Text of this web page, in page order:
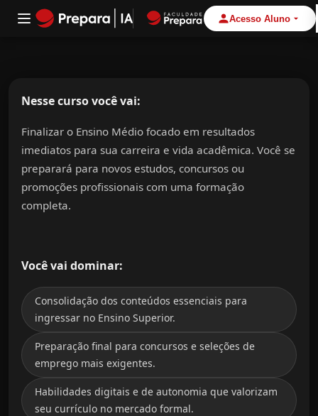
Alternar Nav Acesso Aluno
Nesse curso você vai:
Finalizar o Ensino Médio focado em resultados
imediatos para sua carreira e vida acadêmica. Você se
preparará para novos estudos, concursos ou
promoções profissionais com uma formação
completa.
Você vai dominar:
Consolidação dos conteúdos essenciais para
ingressar no Ensino Superior.
Preparação final para concursos e seleções de
emprego mais exigentes.
Habilidades digitais e de autonomia que valorizam
seu currículo no mercado formal.